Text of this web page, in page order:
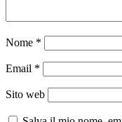
Nome *
Email *
Sito web